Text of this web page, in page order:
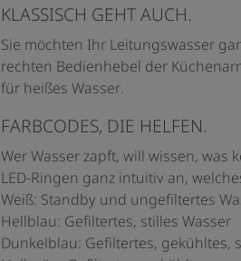
KLASSISCH GEHT AUCH.
Sie möchten Ihr Leitungswasser
rechten Bedienhebel der
für heißes Wasser.
FARBCODES, DIE HELFEN.
Wer Wasser zapft, will wissen, was
LED-Ringen ganz intuitiv an,
Weiß: Standby und ungefiltertes
Hellblau: Gefiltertes, stilles Wasser
Dunkelblau: Gefiltertes, gekühltes,